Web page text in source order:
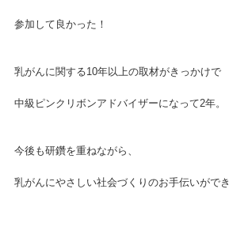
参加して良かった！
乳がんに関する10年以上の取材がきっかけで
中級ピンクリボンアドバイザーになって2年。
今後も研鑽を重ねながら、
乳がんにやさしい社会づくりのお手伝いがで